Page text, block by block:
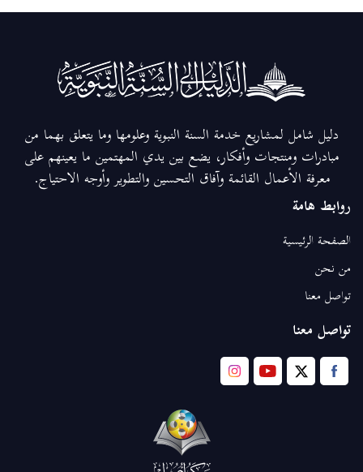
دليل شامل لمشاريع خدمة السنة النبوية وعلومها وما يتعلق بهما من
مبادرات ومنتجات وأفكار، يضع بين يدي المهتمين ما يعينهم على
معرفة الأعمال القائمة وآفاق التحسين والتطوير وأوجه الاحتياج.
روابط هامة
الصفحة الرئيسية
من نحن
تواصل معنا
تواصل معنا